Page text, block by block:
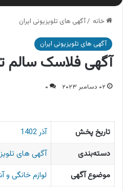
خانه /آگهی های تلویزیونی ایران
آگهی های تلویزیونی ایران
آگهی فلاسک سالم
۰۲ دسامبر ۲۰۲۳ ۰
تاریخ پخش
آذر 1402
دسته‌بندی
آگهی های
موضوع آگهی
لوازم خانگی و